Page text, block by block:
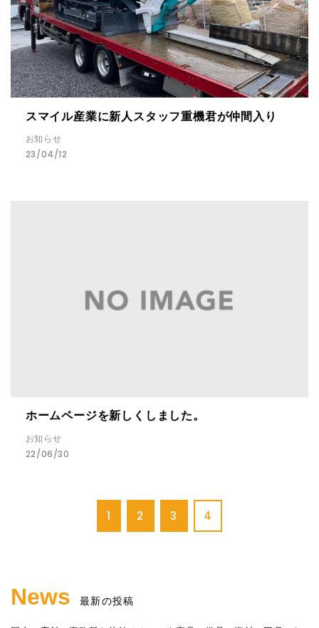
スマイル産業に新人スタッフ重機君が仲間入り
お知らせ
23/04/12
ホームページを新しくしました。
お知らせ
22/06/30
1 2 3 4
News 最新の投稿